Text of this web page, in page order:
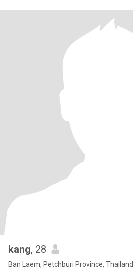
kang, 28
Ban Laem, Petchburi Province, Thailand